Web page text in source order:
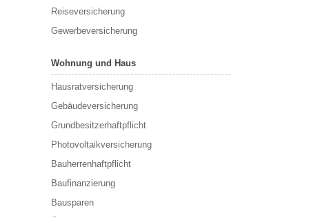
Reiseversicherung
Gewerbeversicherung
Wohnung und Haus
Hausratversicherung
Gebäudeversicherung
Grundbesitzerhaftpflicht
Photovoltaikversicherung
Bauherrenhaftpflicht
Baufinanzierung
Bausparen